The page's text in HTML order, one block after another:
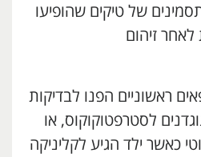
של טיקים שהופיעו
לאחר זיהום
ראשוניים הפנו לבדיקות
לסטרפטוקוקוס, או
כאשר ילד הגיע לקליניקה